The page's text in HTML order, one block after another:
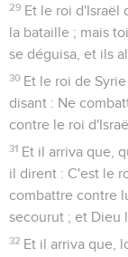
29 Et le roi d'Israël
la bataille ; mais
se déguisa, et ils
30 Et le roi de
disant : Ne
contre le roi
31 Et il arriva que,
il dirent : C'est le
combattre contre
secourut ; et Dieu
32 Et il arriva que,